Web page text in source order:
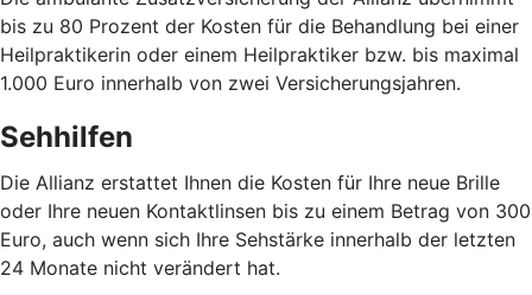
bis zu 80 Prozent der Kosten für die Behandlung bei einer
Heilpraktikerin oder einem Heilpraktiker bzw. bis maximal
1.000 Euro innerhalb von zwei Versicherungsjahren.
Sehhilfen
Die Allianz erstattet Ihnen die Kosten für Ihre neue Brille
oder Ihre neuen Kontaktlinsen bis zu einem Betrag von 300
Euro, auch wenn sich Ihre Sehstärke innerhalb der letzten
24 Monate nicht verändert hat.